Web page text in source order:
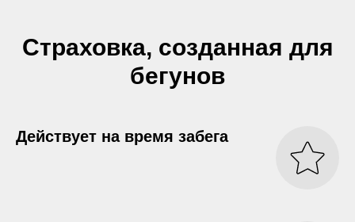
Страховка, созданная для
бегунов
Действует на время забега